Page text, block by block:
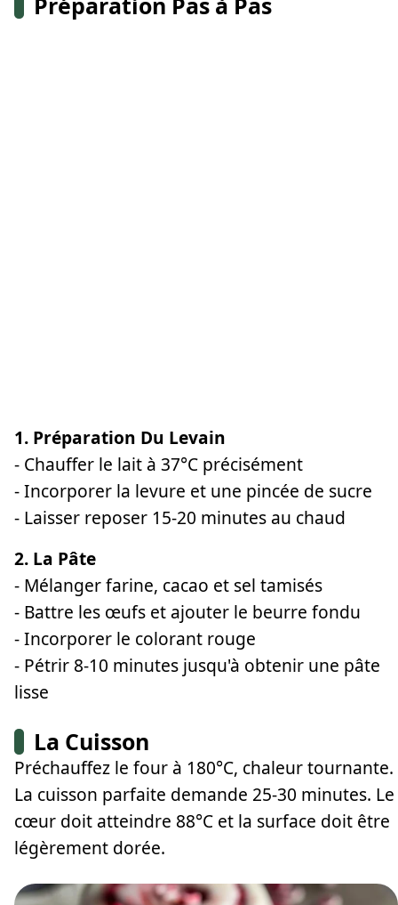
1. Préparation Du Levain
- Chauffer le lait à 37°C précisément
- Incorporer la levure et une pincée de sucre
- Laisser reposer 15-20 minutes au chaud
2. La Pâte
- Mélanger farine, cacao et sel tamisés
- Battre les œufs et ajouter le beurre fondu
- Incorporer le colorant rouge
- Pétrir 8-10 minutes jusqu'à obtenir une pâte
lisse
La Cuisson
Préchauffez le four à 180°C, chaleur tournante.
La cuisson parfaite demande 25-30 minutes. Le
cœur doit atteindre 88°C et la surface doit être
légèrement dorée.